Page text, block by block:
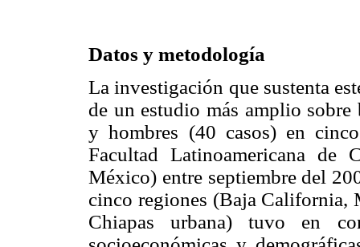
Datos y metodología
La investigación que sustenta
de un estudio más amplio sobre
y hombres (40 casos) en
Facultad Latinoamericana de
México) entre septiembre del
cinco regiones (Baja California,
Chiapas urbana) tuvo en